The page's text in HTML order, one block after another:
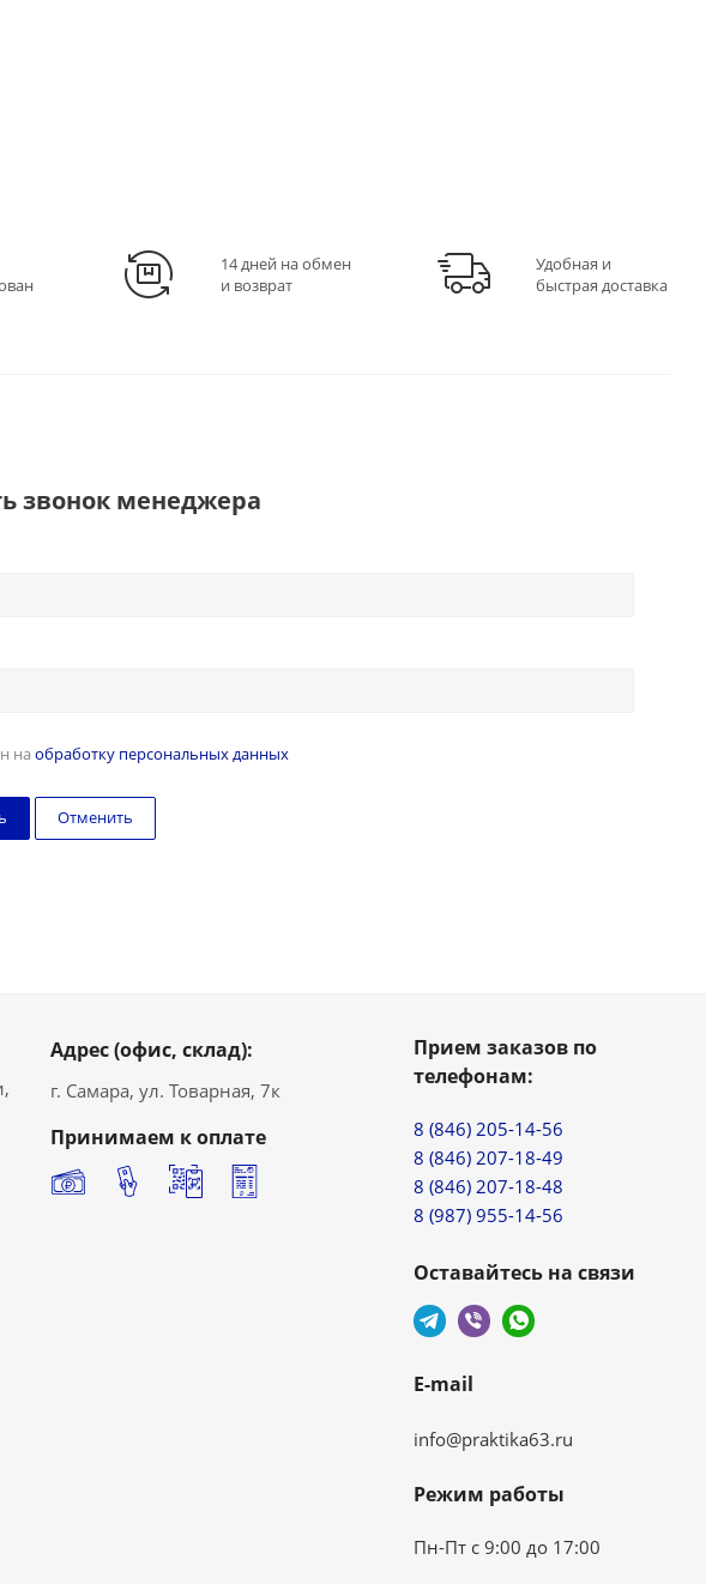
14 дней на обмен
и возврат
Удобная и
быстрая доставка
звонок менеджера
на обработку персональных данных
Отменить
Адрес (офис, склад):
г. Самара, ул. Товарная, 7к
Принимаем к оплате
Прием заказов по
телефонам:
8 (846) 205-14-56
8 (846) 207-18-49
8 (846) 207-18-48
8 (987) 955-14-56
Оставайтесь на связи
E-mail
info@praktika63.ru
Режим работы
Пн-Пт с 9:00 до 17:00